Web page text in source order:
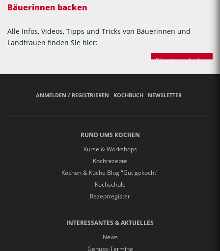
Bäuerinnen backen
Alle Infos, Videos, Tipps und Tricks von Bäuerinnen und
Landfrauen finden Sie hier:
Bäuerinnen backen
ANMELDEN / REGISTRIEREN KOCHBUCH NEWSLETTER
RUND UMS KOCHEN
Kurse & Workshops
Kochrezepte
Kochen & Küche Blog "Gut gekocht"
Kochschule
Rezeptregister
INTERESSANTES & AKTUELLES
News
Genuss-Termine